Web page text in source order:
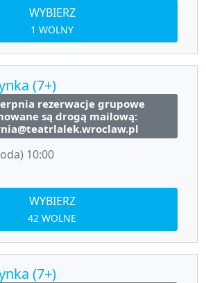
WYBIERZ
1 WOLNY
(7+)
rezerwacje grupowe
są drogą mailową:
10:00
WYBIERZ
42 WOLNE
(7+)